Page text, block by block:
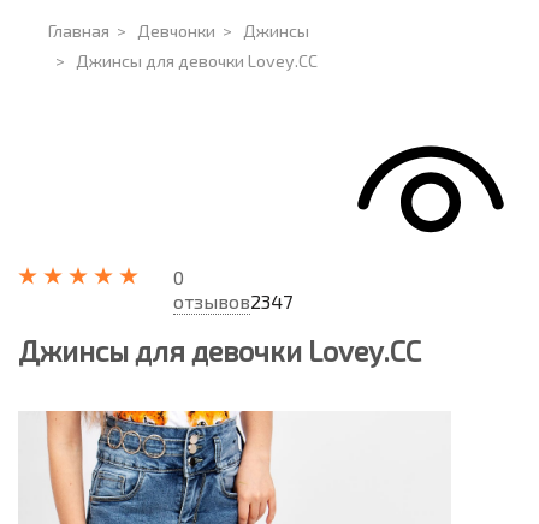
Главная > Девчонки >
Джинсы
>
Джинсы для девочки Lovey.CC
0
отзывов2347
Джинсы для девочки Lovey.CC